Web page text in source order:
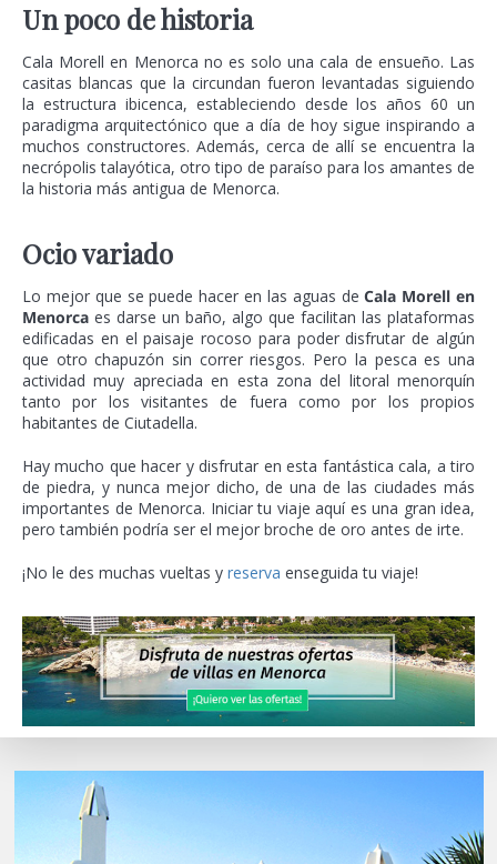
Un poco de historia
Cala Morell en Menorca no es solo una cala de ensueño. Las
casitas blancas que la circundan fueron levantadas siguiendo
la estructura ibicenca, estableciendo desde los años 60 un
paradigma arquitectónico que a día de hoy sigue inspirando a
muchos constructores. Además, cerca de allí se encuentra la
necrópolis talayótica, otro tipo de paraíso para los amantes de
la historia más antigua de Menorca.
Ocio variado
Lo mejor que se puede hacer en las aguas deCala Morell en
Menorca es darse un baño, algo que facilitan las plataformas
edificadas en el paisaje rocoso para poder disfrutar de algún
que otro chapuzón sin correr riesgos. Pero la pesca es una
actividad muy apreciada en esta zona del litoral menorquín
tanto por los visitantes de fuera como por los propios
habitantes de Ciutadella.
Hay mucho que hacer y disfrutar en esta fantástica cala, a tiro
de piedra, y nunca mejor dicho, de una de las ciudades más
importantes de Menorca. Iniciar tu viaje aquí es una gran idea,
pero también podría ser el mejor broche de oro antes de irte.
¡No le des muchas vueltas y reserva enseguida tu viaje!